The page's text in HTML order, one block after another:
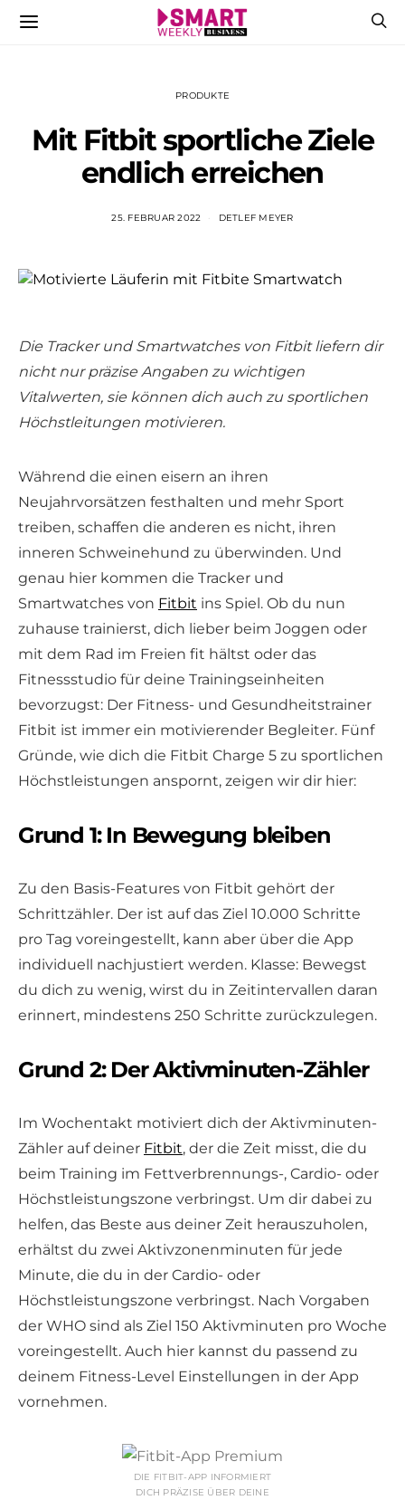
PRODUKTE
Mit Fitbit sportliche Ziele
endlich erreichen
25. FEBRUAR 2022 DETLEF MEYER
Die Tracker und Smartwatches von Fitbit liefern dir
nicht nur präzise Angaben zu wichtigen
Vitalwerten, sie können dich auch zu sportlichen
Höchstleitungen motivieren.
Während die einen eisern an ihren
Neujahrvorsätzen festhalten und mehr Sport
treiben, schaffen die anderen es nicht, ihren
inneren Schweinehund zu überwinden. Und
genau hier kommen die Tracker und
Smartwatches von Fitbit ins Spiel. Ob du nun
zuhause trainierst, dich lieber beim Joggen oder
mit dem Rad im Freien fit hältst oder das
Fitnessstudio für deine Trainingseinheiten
bevorzugst: Der Fitness- und Gesundheitstrainer
Fitbit ist immer ein motivierender Begleiter. Fünf
Gründe, wie dich die Fitbit Charge 5 zu sportlichen
Höchstleistungen anspornt, zeigen wir dir hier:
Grund 1: In Bewegung bleiben
Zu den Basis-Features von Fitbit gehört der
Schrittzähler. Der ist auf das Ziel 10.000 Schritte
pro Tag voreingestellt, kann aber über die App
individuell nachjustiert werden. Klasse: Bewegst
du dich zu wenig, wirst du in Zeitintervallen daran
erinnert, mindestens 250 Schritte zurückzulegen.
Grund 2: Der Aktivminuten-Zähler
Im Wochentakt motiviert dich der Aktivminuten-
Zähler auf deiner Fitbit, der die Zeit misst, die du
beim Training im Fettverbrennungs-, Cardio- oder
Höchstleistungszone verbringst. Um dir dabei zu
helfen, das Beste aus deiner Zeit herauszuholen,
erhältst du zwei Aktivzonenminuten für jede
Minute, die du in der Cardio- oder
Höchstleistungszone verbringst. Nach Vorgaben
der WHO sind als Ziel 150 Aktivminuten pro Woche
voreingestellt. Auch hier kannst du passend zu
deinem Fitness-Level Einstellungen in der App
vornehmen.
DIE FITBIT-APP INFORMIERT
DICH PRÄZISE ÜBER DEINE